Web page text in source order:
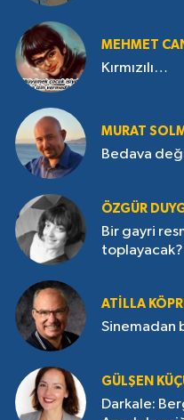
MEHMET
Kırmızılı…
MURAT
Bedava
ÖZGÜR
Bir gayri
toplayacak?
ATILLA
Sinemadan
GÜLŞEN
Darkale: